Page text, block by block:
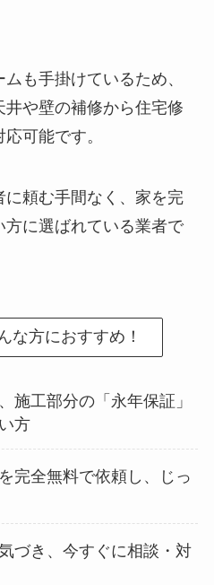
も手掛けているため、
や壁の補修から住宅修
可能です。
に頼む手間なく、家を完
に選ばれている業者で
な方におすすめ！
施工部分の「永年保証」
方
完全無料で依頼し、じっ
づき、今すぐに相談・対